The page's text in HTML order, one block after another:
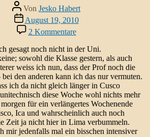
Beitragsautor
Von Jesko Habert
Veröffentlichungsdatum
August 19, 2010
2 Kommentarezu
Spannende
Klassen
gesagt noch nicht in der Uni.
sowohl die Klasse gestern, als auch
weiss ich nun, dass der Prof noch die
den anderen kann ich das nur vermuten.
ich da nicht gleich länger in Cusco
diese Woche wohl nichts mehr
für ein verlängertes Wochenende
Ica und wahrscheinlich auch noch
Zeit ja nicht hier in Lima verbummeln.
mir jedenfalls mal ein bisschen intensiver